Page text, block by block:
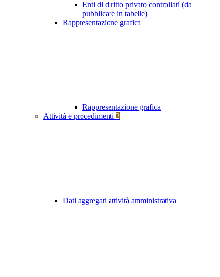
Enti di diritto privato controllati (da
pubblicare in tabelle)
Rappresentazione grafica
Rappresentazione grafica
Attività e procedimenti 2
Dati aggregati attività amministrativa